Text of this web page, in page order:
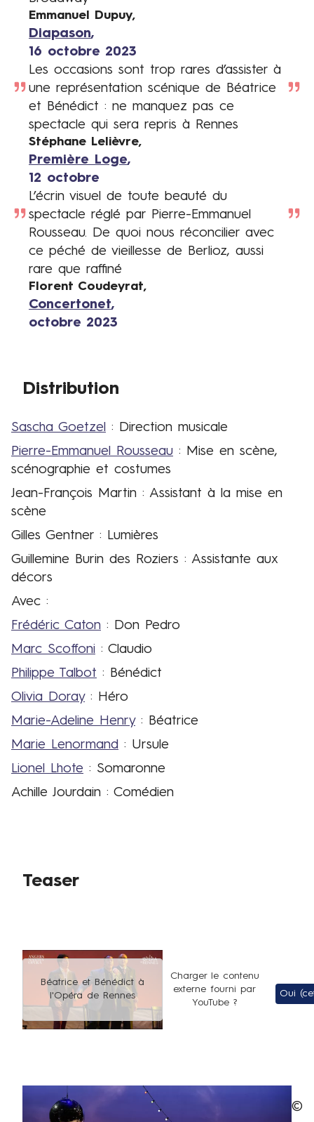
Auteur
Emmanuel Dupuy
Lien
presse
Diapason
Date
16 octobre 2023
Description
Les occasions sont trop rares d’assister à
une représentation scénique de Béatrice
et Bénédict : ne manquez pas ce
spectacle qui sera repris à Rennes
Auteur
Stéphane Lelièvre
Lien
presse
Première Loge
Date
12 octobre
Description
L’écrin visuel de toute beauté du
spectacle réglé par Pierre- Emmanuel
Rousseau. De quoi nous réconcilier avec
ce péché de vieillesse de Berlioz, aussi
rare que raffiné
Auteur
Florent Coudeyrat
Lien
presse
Concertonet
Date
octobre 2023
Distribution
Distribution
Sascha Goetzel : Direction musicale
Pierre-Emmanuel Rousseau : Mise en scène,
scénographie et costumes
Jean-François Martin : Assistant à la mise en
scène
Gilles Gentner : Lumières
Guillemine Burin des Roziers : Assistante aux
décors
Avec :
Frédéric Caton : Don Pedro
Marc Scoffoni : Claudio
Philippe Talbot : Bénédict
Olivia Doray: Héro
Marie-Adeline Henry: Béatrice
Marie Lenormand : Ursule
Lionel Lhote : Somaronne
Achille Jourdain : Comédien
Teaser
URL
Vidéo
distante
Béatrice et Bénédict à
l'Opéra de Rennes
Charger le contenu
externe fourni par
YouTube ?
Oui
©